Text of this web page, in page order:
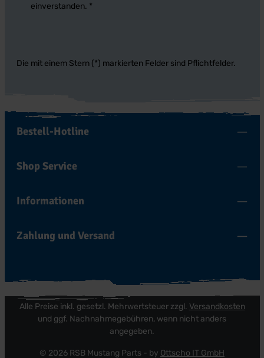
einverstanden. *
Die mit einem Stern (*) markierten Felder sind Pflichtfelder.
Bestell-Hotline
Shop Service
Informationen
Zahlung und Versand
© 2026 RSB Mustang Parts - by Ottscho IT GmbH
Alle Preise inkl. gesetzl. Mehrwertsteuer zzgl. Versandkosten
und ggf. Nachnahmegebühren, wenn nicht anders
angegeben.